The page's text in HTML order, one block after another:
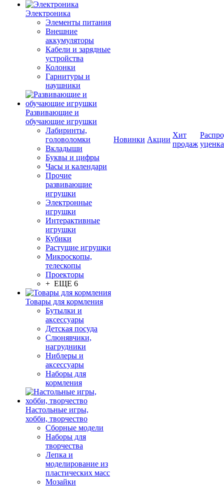
Электроника
Элементы питания
Внешние
аккумуляторы
Кабели и зарядные
устройства
Колонки
Гарнитуры и
наушники
Развивающие и
обучающие игрушки
Лабиринты,
головоломки
Вкладыши
Буквы и цифры
Часы и календари
Прочие
развивающие
игрушки
Электронные
игрушки
Интерактивные
игрушки
Кубики
Растущие игрушки
Микроскопы,
телескопы
Проекторы
+ ЕЩЕ 6
Товары для кормления
Бутылки и
аксессуары
Детская посуда
Слюнявчики,
нагрудники
Ниблеры и
аксессуары
Наборы для
кормления
Настольные игры,
хобби, творчество
Сборные модели
Наборы для
творчества
Лепка и
моделирование из
пластических масс
Мозайки
Новинки Акции
Хит
продаж уценка